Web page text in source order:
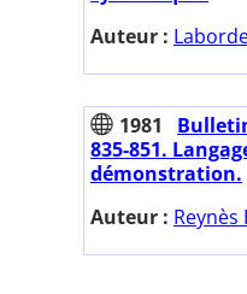
Auteur :
1981
835-851.
démonstration.
Auteur : Reynès